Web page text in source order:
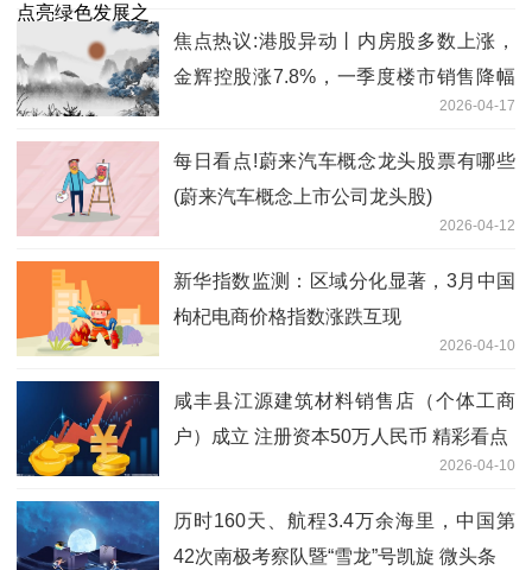
焦点热议:港股异动丨内房股多数上涨，
金辉控股涨7.8%，一季度楼市销售降幅
2026-04-17
每日看点!蔚来汽车概念龙头股票有哪些
(蔚来汽车概念上市公司龙头股)
2026-04-12
新华指数监测：区域分化显著，3月中国
枸杞电商价格指数涨跌互现
2026-04-10
咸丰县江源建筑材料销售店（个体工商
户）成立 注册资本50万人民币 精彩看点
2026-04-10
历时160天、航程3.4万余海里，中国第
42次南极考察队暨“雪龙”号凯旋 微头条